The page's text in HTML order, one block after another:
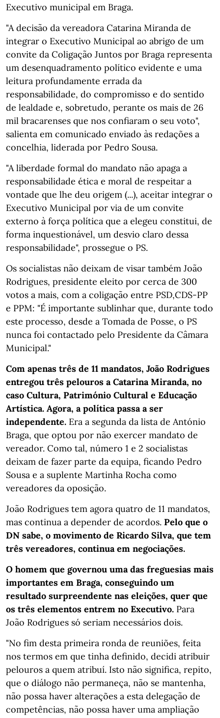
Executivo municipal em Braga.
"A decisão da vereadora Catarina Miranda de
integrar o Executivo Municipal ao abrigo de um
convite da Coligação Juntos por Braga representa
um desenquadramento político evidente e uma
leitura profundamente errada da
responsabilidade, do compromisso e do sentido
de lealdade e, sobretudo, perante os mais de 26
mil bracarenses que nos confiaram o seu voto",
salienta em comunicado enviado às redações a
concelhia, liderada por Pedro Sousa.
"A liberdade formal do mandato não apaga a
responsabilidade ética e moral de respeitar a
vontade que lhe deu origem (...), aceitar integrar o
Executivo Municipal por via de um convite
externo à força política que a elegeu constitui, de
forma inquestionável, um desvio claro dessa
responsabilidade", prossegue o PS.
Os socialistas não deixam de visar também João
Rodrigues, presidente eleito por cerca de 300
votos a mais, com a coligação entre PSD,CDS-PP
e PPM: "É importante sublinhar que, durante todo
este processo, desde a Tomada de Posse, o PS
nunca foi contactado pelo Presidente da Câmara
Municipal."
Com apenas três de 11 mandatos, João Rodrigues
entregou três pelouros a Catarina Miranda, no
caso Cultura, Património Cultural e Educação
Artística. Agora, a política passa a ser
independente. Era a segunda da lista de António
Braga, que optou por não exercer mandato de
vereador. Como tal, número 1 e 2 socialistas
deixam de fazer parte da equipa, ficando Pedro
Sousa e a suplente Martinha Rocha como
vereadores da oposição.
João Rodrigues tem agora quatro de 11 mandatos,
mas continua a depender de acordos. Pelo que o
DN sabe, o movimento de Ricardo Silva, que tem
três vereadores, continua em negociações.
O homem que governou uma das freguesias mais
importantes em Braga, conseguindo um
resultado surpreendente nas eleições, quer que
os três elementos entrem no Executivo. Para
João Rodrigues só seriam necessários dois.
"No fim desta primeira ronda de reuniões, feita
nos termos em que tinha definido, decidi atribuir
pelouros a quem atribuí. Isto não significa, repito,
que o diálogo não permaneça, não se mantenha,
não possa haver alterações a esta delegação de
competências, não possa haver uma ampliação